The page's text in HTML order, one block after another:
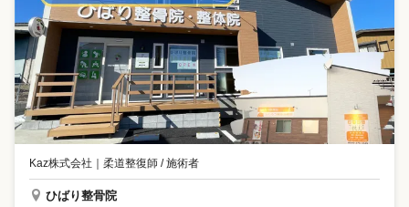
Kaz株式会社 柔道整復師 / 施術者
ひばり整骨院